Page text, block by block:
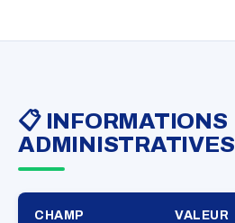
📋 INFORMATIONS
ADMINISTRATIVES
CHAMP VALEUR